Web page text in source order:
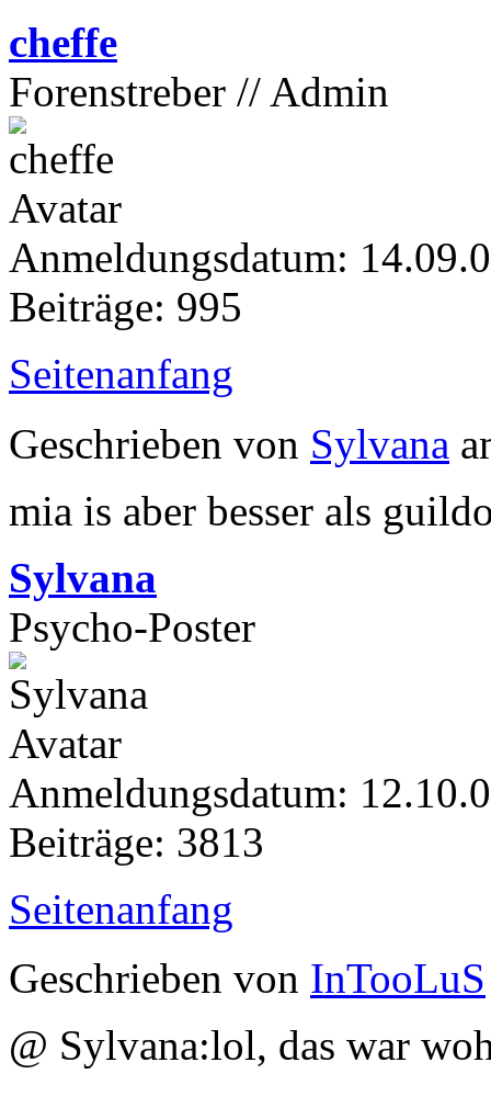
cheffe
Forenstreber // Admin
Anmeldungsdatum:
Beiträge: 995
Seitenanfang
Geschrieben von Sylvana
mia is aber besser als
Sylvana
Psycho-Poster
Anmeldungsdatum:
Beiträge: 3813
Seitenanfang
Geschrieben von InTooLuS
@ Sylvana:lol, das war